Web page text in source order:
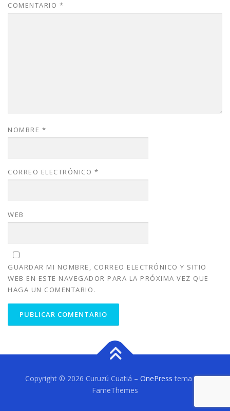
COMENTARIO *
NOMBRE *
CORREO ELECTRÓNICO *
WEB
GUARDAR MI NOMBRE, CORREO ELECTRÓNICO Y SITIO
WEB EN ESTE NAVEGADOR PARA LA PRÓXIMA VEZ QUE
HAGA UN COMENTARIO.
Copyright © 2026 Curuzú Cuatiá – OnePress tema por
FameThemes